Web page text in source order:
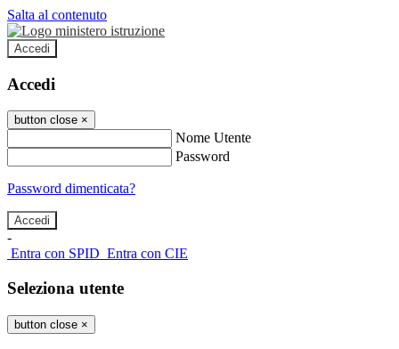
Salta al contenuto
Accedi
Accedi
button close ×
Nome Utente
Password
Password dimenticata?
-
Entra con SPID Entra con CIE
Seleziona utente
button close ×